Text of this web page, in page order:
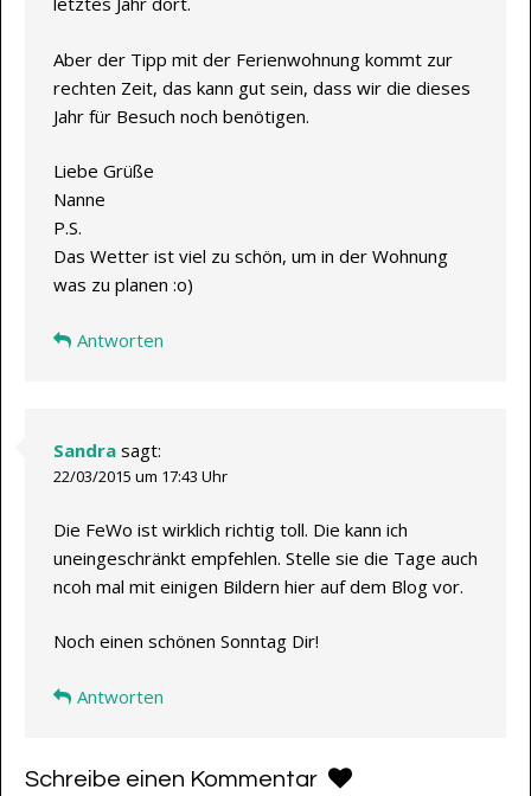
Aber der Tipp mit der Ferienwohnung kommt zur
rechten Zeit, das kann gut sein, dass wir die dieses
Jahr für Besuch noch benötigen.
Liebe Grüße
Nanne
P.S.
Das Wetter ist viel zu schön, um in der Wohnung
was zu planen :o)
Antworten
Sandra sagt:
22/03/2015 um 17:43 Uhr
Die FeWo ist wirklich richtig toll. Die kann ich
uneingeschränkt empfehlen. Stelle sie die Tage auch
ncoh mal mit einigen Bildern hier auf dem Blog vor.
Noch einen schönen Sonntag Dir!
Antworten
Schreibe einen Kommentar